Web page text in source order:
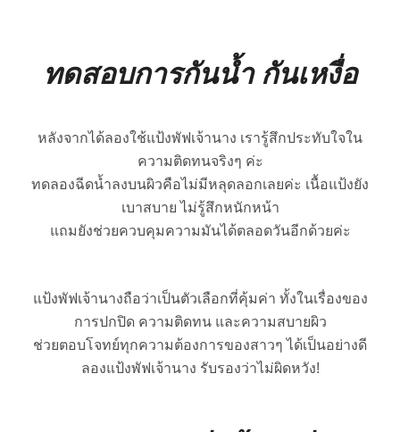
ทดสอบการกันน้ำ กันเหงื่อ
หลังจากได้ลองใช้แป้งพัฟเจ้านาง เรารู้สึกประทับใจใน
ความติดทนจริงๆ ค่ะ
ทดลองฉีดน้ำลงบนผิวคือไม่มีหลุดลอกเลยค่ะ เนื้อแป้งยัง
เบาสบาย ไม่รู้สึกหนักหน้า
แถมยังช่วยควบคุมความมันได้ตลอดวันอีกด้วยค่ะ
แป้งพัฟเจ้านางถือว่าเป็นตัวเลือกที่คุ้มค่า ทั้งในเรื่องของ
การปกปิด ความติดทน และความสบายผิว
ช่วยตอบโจทย์ทุกความต้องการของสาวๆ ได้เป็นอย่างดี
ลองแป้งพัฟเจ้านาง รับรองว่าไม่ผิดหวัง!